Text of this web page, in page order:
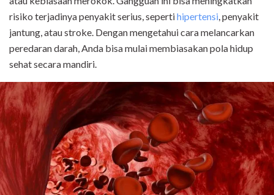
risiko terjadinya penyakit serius, sepertihipertensi, penyakit
jantung, atau stroke. Dengan mengetahui cara melancarkan
peredaran darah, Anda bisa mulai membiasakan pola hidup
sehat secara mandiri.